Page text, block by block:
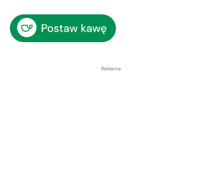
Reklama